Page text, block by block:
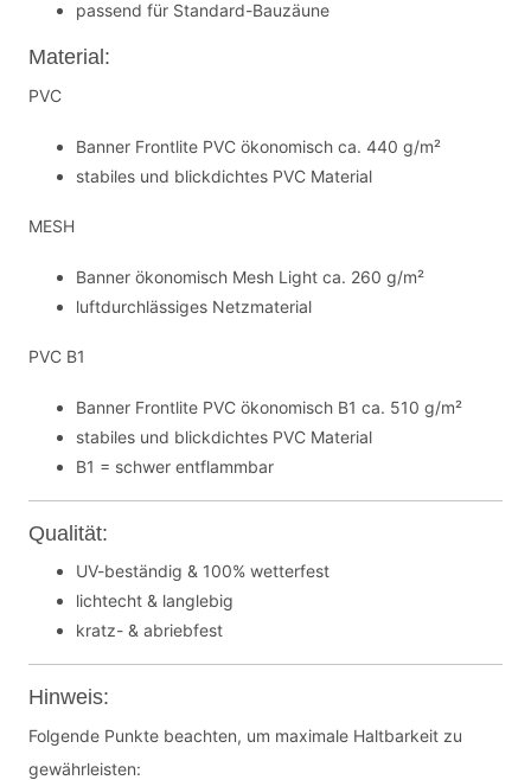
passend für Standard-Bauzäune
Material:
PVC
Banner Frontlite PVC ökonomisch ca. 440 g/m²
stabiles und blickdichtes PVC Material
MESH
Banner ökonomisch Mesh Light ca. 260 g/m²
luftdurchlässiges Netzmaterial
PVC B1
Banner Frontlite PVC ökonomisch B1 ca. 510 g/m²
stabiles und blickdichtes PVC Material
B1 = schwer entflammbar
Qualität:
UV-beständig & 100% wetterfest
lichtecht & langlebig
kratz- & abriebfest
Hinweis:
Folgende Punkte beachten, um maximale Haltbarkeit zu
gewährleisten: